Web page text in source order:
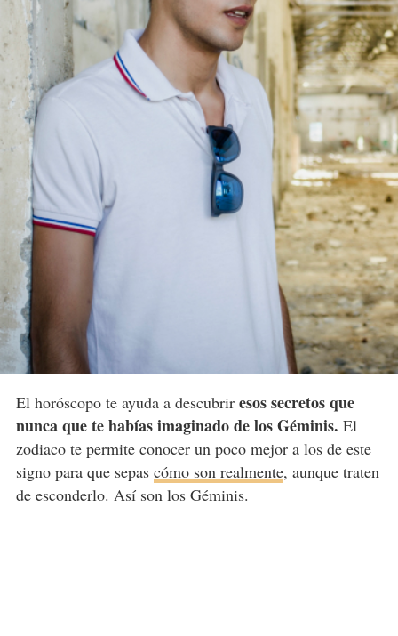
El horóscopo te ayuda a descubrir esos secretos que
nunca que te habías imaginado de los Géminis. El
zodiaco te permite conocer un poco mejor a los de este
signo para que sepas cómo son realmente, aunque traten
de esconderlo. Así son los Géminis.